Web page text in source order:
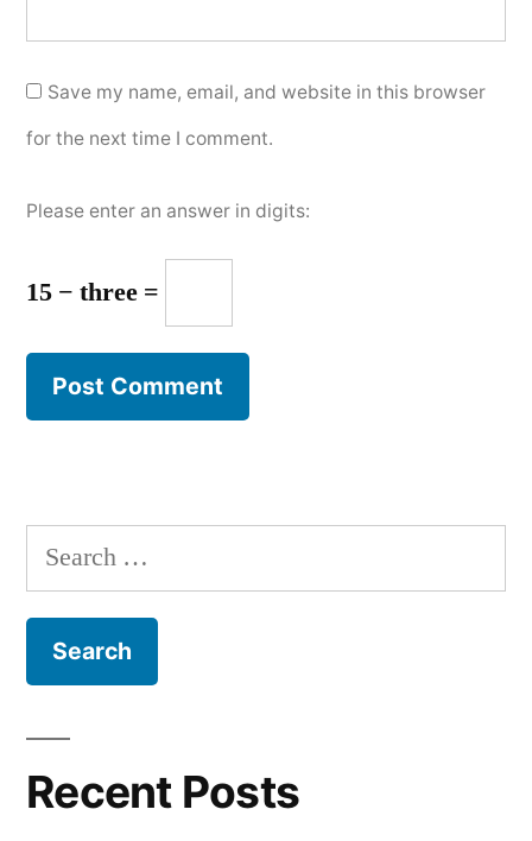
Save my name, email, and website in this browser
for the next time I comment.
Please enter an answer in digits:
15 − three =
Search
for:
Recent Posts